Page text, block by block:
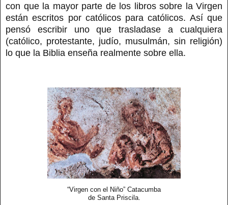
con que la mayor parte de los libros sobre la Virgen
están escritos por católicos para católicos. Así que
pensó escribir uno que trasladase a cualquiera
(católico, protestante, judío, musulmán, sin religión)
lo que la Biblia enseña realmente sobre ella.
“Virgen con el Niño” Catacumba
de Santa Priscila.